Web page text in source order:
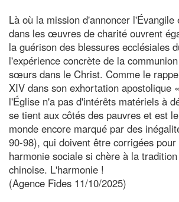
Là où la mission d'annoncer l'Évangile
dans les œuvres de charité ouvrent
la guérison des blessures ecclésiales
l'expérience concrète de la
sœurs dans le Christ. Comme le
XIV dans son exhortation apostolique
l'Église n'a pas d'intérêts matériels à
se tient aux côtés des pauvres et est
monde encore marqué par des
90-98), qui doivent être corrigées
harmonie sociale si chère à la
chinoise. L'harmonie !
(Agence Fides 11/10/2025)